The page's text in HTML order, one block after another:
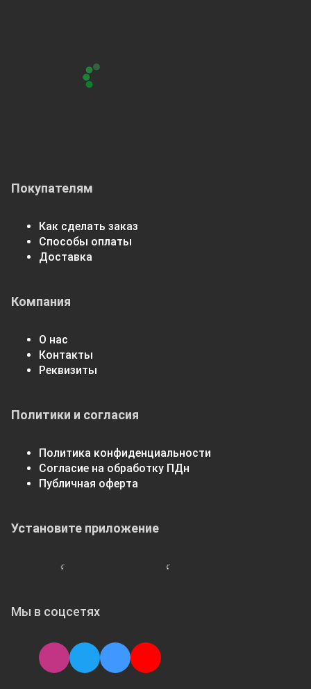
Покупателям
Как сделать заказ
Способы оплаты
Доставка
Компания
О нас
Контакты
Реквизиты
Политики и согласия
Политика конфиденциальности
Согласие на обработку ПДн
Публичная оферта
Мы в соцсетях
Установите приложение